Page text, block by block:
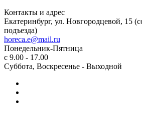
Контакты и адрес
Екатеринбург, ул. Новгородцевой, 15
подъезда)
horeca.e@mail.ru
Понедельник-Пятница
с 9.00 - 17.00
Суббота, Воскресенье - Выходной